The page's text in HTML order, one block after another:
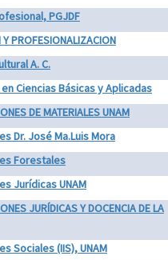
PGJDF
PROFESIONALIZACION
A. C.
Ciencias Básicas y Aplicadas
DE MATERIALES UNAM
Dr. José Ma.Luis Mora
Forestales
Jurídicas UNAM
JURÍDICAS Y DOCENCIA DE LA
Sociales (IIS), UNAM